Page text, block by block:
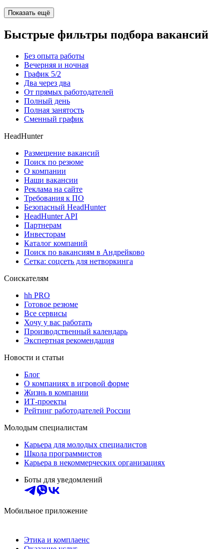
Показать ещё
Быстрые фильтры подбора вакансий
Без опыта работы
Вечерняя и ночная
График 5/2
Два через два
От прямых работодателей
Полный день
Полная занятость
Сменный график
HeadHunter
Размещение вакансий
Поиск по резюме
О компании
Наши вакансии
Реклама на сайте
Требования к ПО
Безопасный HeadHunter
HeadHunter API
Партнерам
Инвесторам
Каталог компаний
Поиск по вакансиям в Андрейково
Сетка: соцсеть для нетворкинга
Соискателям
hh PRO
Готовое резюме
Все сервисы
Хочу у вас работать
Производственный календарь
Экспертная рекомендация
Новости и статьи
Блог
О компаниях в игровой форме
Жизнь в компании
ИТ-проекты
Рейтинг работодателей России
Молодым специалистам
Карьера для молодых специалистов
Школа программистов
Карьера в некоммерческих организациях
Боты для уведомлений
Мобильное приложение
Этика и комплаенс